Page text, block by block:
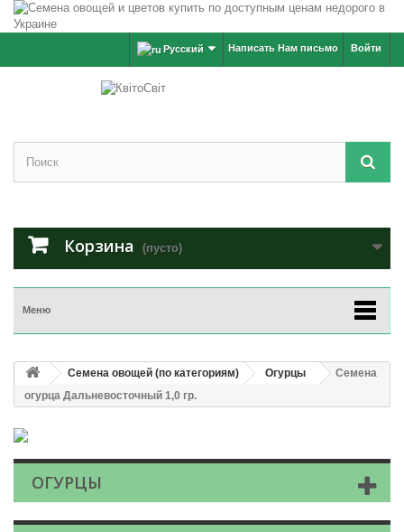
Войти
Написать Нам письмо
Русский
Корзина (пусто)
Меню
Семена овощей (по категориям) Огурцы
Семена
огурца Дальневосточный 1,0 гр.
ОГУРЦЫ